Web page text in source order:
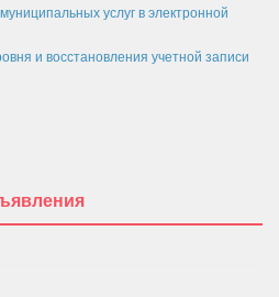
экспертиза
требований к служебному
гражданских служащих и
сообщений о фактах коррупции
услуг в электронной
и восстановления учетной записи